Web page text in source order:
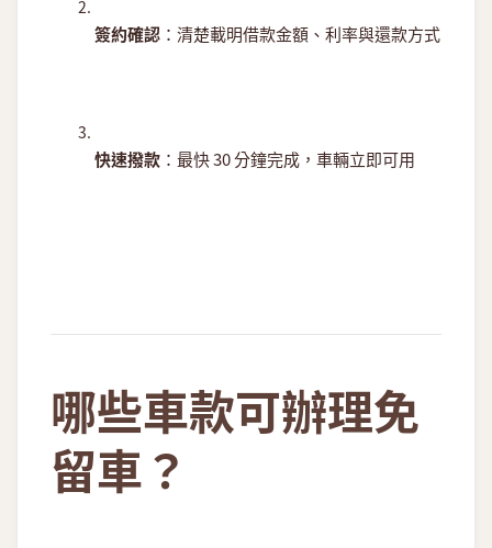
簽約確認 ：清楚載明借款金額、利率與還款方式
快速撥款 ：最快 30 分鐘完成，車輛立即可用
哪些車款可辦理免
留車？